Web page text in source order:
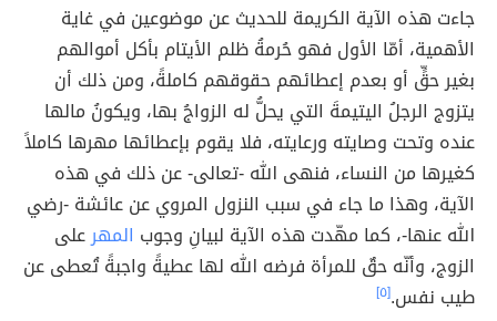
جاءت هذه الآية الكريمة للحديث عن موضوعين في غاية
الأهمية، أمّا الأول فهو حُرمةُ ظلم الأيتام بأكل أموالهم
بغير حقٍّ أو بعدم إعطائهم حقوقهم كاملةً، ومن ذلك أن
يتزوج الرجلُ اليتيمةَ التي يحلُّ له الزواجُ بها، ويكونُ مالها
عنده وتحت وصايته ورعايته، فلا يقوم بإعطائها مهرها كاملاً
كغيرها من النساء، فنهى الله -تعالى- عن ذلك في هذه
الآية، وهذا ما جاء في سبب النزول المروي عن عائشة -رضي
الله عنها-، كما مهّدت هذه الآية لبيانِ وجوب المهرعلى
الزوج، وأنّه حقٌ للمرأة فرضه الله لها عطيةً واجبةً تُعطى عن
طيب نفس.[٥]